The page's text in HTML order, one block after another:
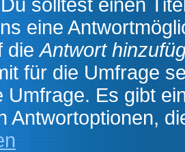
solltest einen
eine
dieAntwort
für die Umfrage
Umfrage. Es gibt
Antwortoptionen,